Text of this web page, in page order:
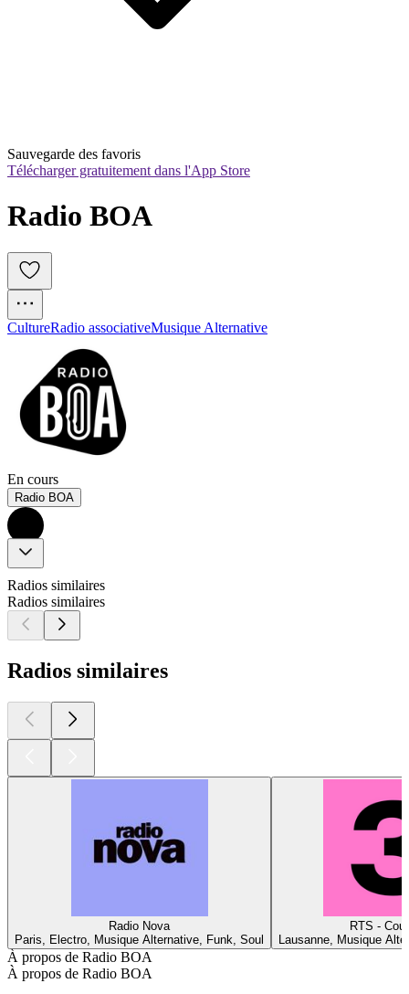
Sauvegarde des favoris
Télécharger gratuitement dans l'App Store
Radio BOA
CultureRadio associativeMusique Alternative
En cours
Radio BOA
Radios similaires
Radios similaires
Radios similaires
Radio Nova
Paris, Electro, Musique Alternative, Funk, Soul
RTS -
Lausanne, Musique
À propos de Radio BOA
À propos de Radio BOA